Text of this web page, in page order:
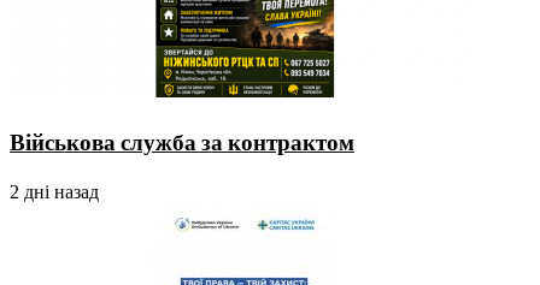
Військова служба за контрактом
2 дні назад